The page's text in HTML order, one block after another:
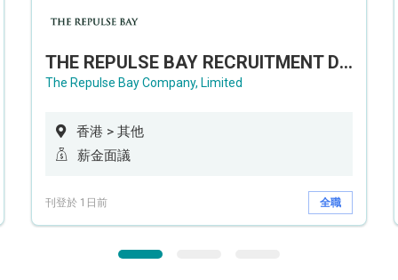
THE REPULSE BAY RECRUITMENT DAY 淺水灣影灣園人才招聘會
The Repulse Bay Company, Limited
香港 > 其他
薪金面議
刊登於 1日前 全職